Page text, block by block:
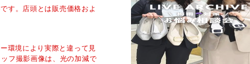
す。店頭とは販売価格およ
環境により実際と違って見
フ撮影画像は、光の加減で